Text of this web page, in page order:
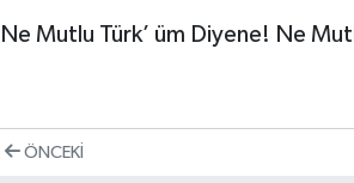
Ne Mutlu Türk’ üm Diyene! Ne
ÖNCEKI